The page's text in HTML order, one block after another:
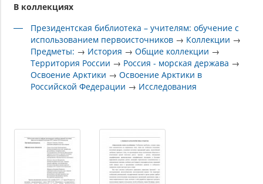
В коллекциях
Президентская библиотека – учителям: обучение с
использованием первоисточников → Коллекции →
Предметы: → История →Общие коллекции →
Территория России → Россия - морская держава →
Освоение Арктики →Освоение Арктики в
Российской Федерации → Исследования